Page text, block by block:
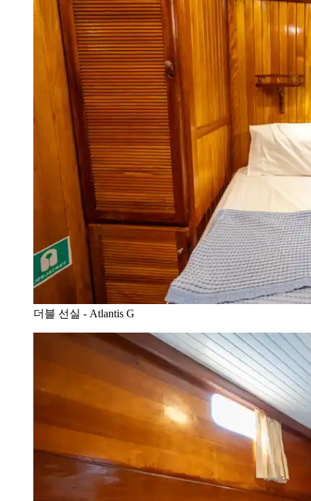
더블 선실 - Atlantis G